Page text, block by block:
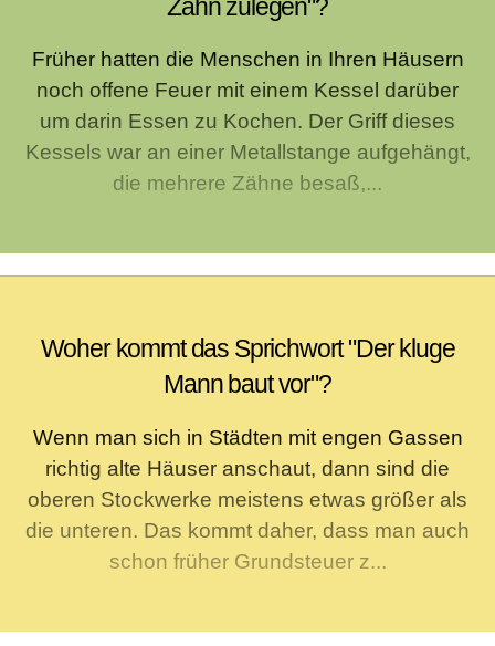
Zahn zulegen"?
Früher hatten die Menschen in Ihren Häusern
noch offene Feuer mit einem Kessel darüber
um darin Essen zu Kochen. Der Griff dieses
Kessels war an einer Metallstange aufgehängt,
die mehrere Zähne besaß,...
Woher kommt das Sprichwort "Der kluge
Mann baut vor"?
Wenn man sich in Städten mit engen Gassen
richtig alte Häuser anschaut, dann sind die
oberen Stockwerke meistens etwas größer als
die unteren. Das kommt daher, dass man auch
schon früher Grundsteuer z...